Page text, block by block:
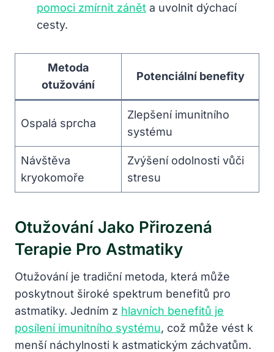
pomoci zmírnit zánět a uvolnit dýchací
cesty.
Metoda
otužování
Potenciální benefity
Ospalá sprcha
Zlepšení imunitního
systému
Návštěva
kryokomoře
Zvýšení odolnosti vůči
stresu
Otužování Jako Přirozená
Terapie Pro Astmatiky
Otužování je tradiční metoda, která může
poskytnout široké spektrum benefitů pro
astmatiky. Jedním z hlavních benefitů je
posílení imunitního systému, což může vést k
menší náchylnosti k astmatickým záchvatům.